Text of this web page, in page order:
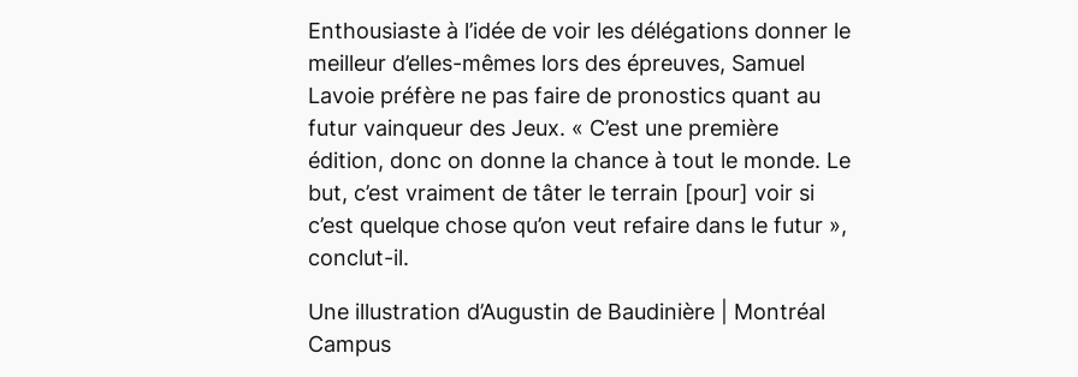
Enthousiaste à l’idée de voir les délégations donner le
meilleur d’elles-mêmes lors des épreuves, Samuel
Lavoie préfère ne pas faire de pronostics quant au
futur vainqueur des Jeux. « C’est une première
édition, donc on donne la chance à tout le monde. Le
but, c’est vraiment de tâter le terrain [pour] voir si
c’est quelque chose qu’on veut refaire dans le futur »,
conclut-il.
Une illustration d’Augustin de Baudinière | Montréal
Campus